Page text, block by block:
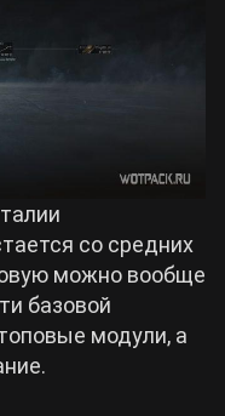
со средних
можно вообще
базовой
модули, а